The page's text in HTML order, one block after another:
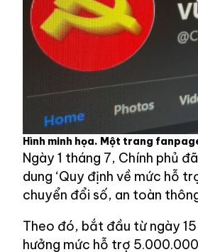
Hình minh họa. Một trang
Ngày 1 tháng 7, Chính phủ
dung ‘Quy định về mức hỗ
chuyển đổi số, an toàn
Theo đó, bắt đầu từ ngày
hưởng mức hỗ trợ